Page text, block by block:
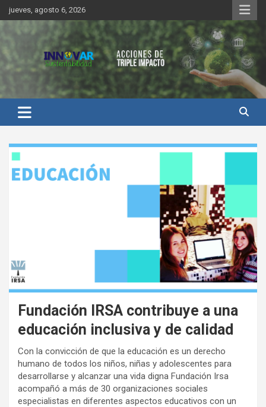
Saltar
al
contenido
jueves, agosto 6, 2026
Innovar Sustentabilidad
Fundación IRSA contribuye a una
educación inclusiva y de calidad
Con la convicción de que la educación es un derecho
humano de todos los niños, niñas y adolescentes para
desarrollarse y alcanzar una vida digna Fundación Irsa
acompañó a más de 30 organizaciones sociales
especialistas en diferentes aspectos educativos con un